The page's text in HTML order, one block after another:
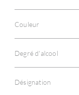
Couleur
Degré d'alcool
Désignation